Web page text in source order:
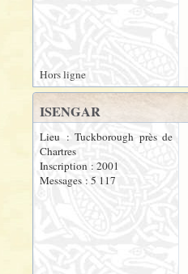
Hors ligne
ISENGAR
Lieu : Tuckborough près de
Chartres
Inscription : 2001
Messages : 5 117